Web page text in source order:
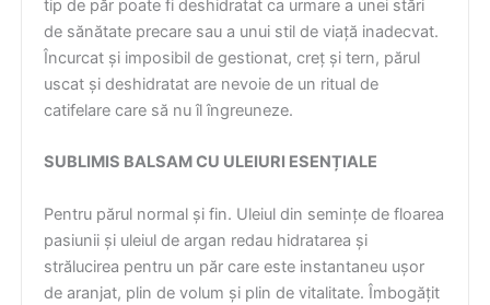
tip de păr poate fi deshidratat ca urmare a unei stări
de sănătate precare sau a unui stil de viață inadecvat.
Încurcat și imposibil de gestionat, creț și tern, părul
uscat și deshidratat are nevoie de un ritual de
catifelare care să nu îl îngreuneze.
SUBLIMIS BALSAM CU ULEIURI ESENȚIALE
Pentru părul normal și fin. Uleiul din semințe de floarea
pasiunii și uleiul de argan redau hidratarea și
strălucirea pentru un păr care este instantaneu ușor
de aranjat, plin de volum și plin de vitalitate. Îmbogățit